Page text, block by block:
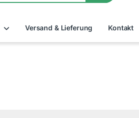
Versand & Lieferung Kontakt